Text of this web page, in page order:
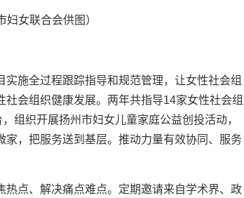
女联合会供图）
施全过程跟踪指导和规范管理，让女性社会组
会组织健康发展。两年共指导14家女性社会组
组织开展扬州市妇女儿童家庭公益创投活动，
，把服务送到基层。推动力量有效协同、服务
点、解决痛点难点。定期邀请来自学术界、政